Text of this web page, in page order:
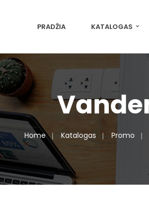
PRADŽIA KATALOGAS
Home Katalogas Promo